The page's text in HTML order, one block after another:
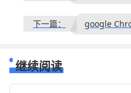
下一篇：
继续阅读